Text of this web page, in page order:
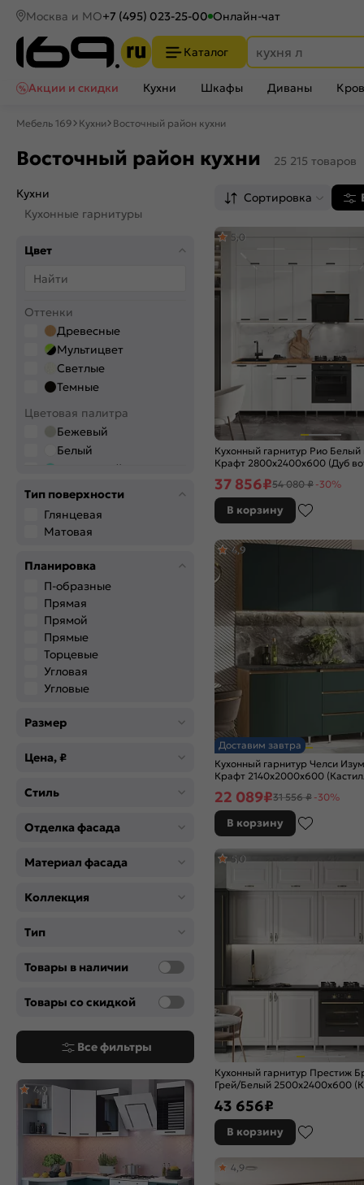
Москва и МО+7 (495) 023-25-00 Онлайн-чат
Каталог
Акции и скидки
Кухни Шкафы Диваны
Мебель 169 Кухни Восточный район кухни
Восточный район кухни 25 215 товаров
Кухни
Кухонные гарнитуры
Цвет
Оттенки
Древесные
Мультицвет
Светлые
Темные
Цветовая палитра
Бежевый
Белый
Бирюзовый
Голубой
Дерево
Желтый
Зелёный
Золото
Коричневый
Красный
Оранжевый
Розовый
Сатин
Серый
Черный
Angel
Blanco
Cappuccino Softwood
Cappuccino Veralinga
Cashmere In 2S
Clay Silk
Cream Silk
Cream Silkwood
Gallant
Graphite
Graphite Softwood
Grey
Grey Silk
Grey Silkwood
Тип поверхности
Глянцевая
Матовая
Планировка
П-образные
Прямая
Прямой
Прямые
Торцевые
Угловая
Угловые
Размер
Цена, ₽
Стиль
Отделка фасада
Материал фасада
Коллекция
Тип
Товары в наличии
Товары со скидкой
Все фильтры
4,9
Сортировка
Кухонный гарнитур Рио
Крафт 2800x2400x600 (Дуб
5,0
37 856₽54 080 ₽ -30%
В корзину
Доставим завтра
Кухонный гарнитур Челси
Крафт 2140x2000x600
4,9
22 089₽31 556 ₽ -30%
В корзину
Кухонный гарнитур Престиж
Грей/Белый 2500x2400x600
5,0
43 656₽
В корзину
4,9